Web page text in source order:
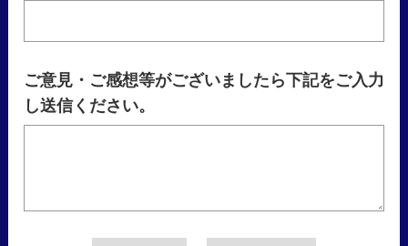
ご意見・ご感想等がございましたら下記をご入力
し送信ください。